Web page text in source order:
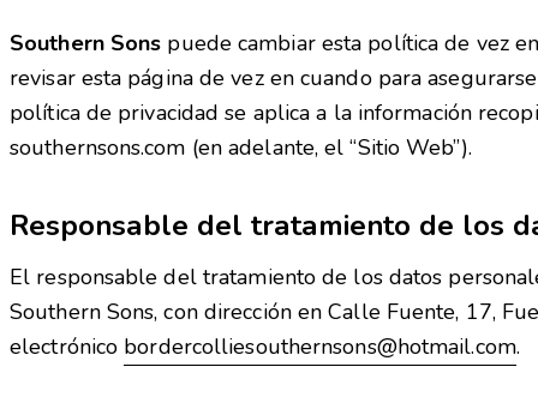
Southern Sons puede cambiar esta política de vez
revisar esta página de vez en cuando para
política de privacidad se aplica a la información
southernsons.com (en adelante, el “Sitio Web”).
Responsable del tratamiento de los
El responsable del tratamiento de los datos
Southern Sons, con dirección en Calle Fuente, 17,
electrónico bordercolliesouthernsons@hotmail.com.